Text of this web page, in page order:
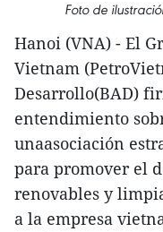
Foto de
Hanoi (VNA) - El
Vietnam
Desarrollo(BAD)
entendimiento
unaasociación
para promover el
renovables y
a la empresa